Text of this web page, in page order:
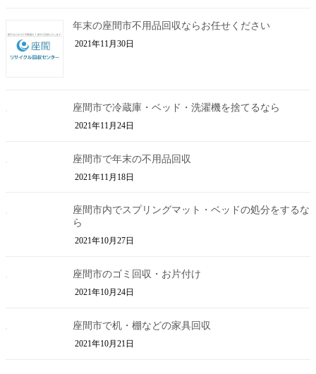
年末の座間市不用品回収ならお任せください
2021年11月30日
座間市で冷蔵庫・ベッド・洗濯機を捨てるなら
2021年11月24日
座間市で年末の不用品回収
2021年11月18日
座間市内でスプリングマット・ベッドの処分をするな
ら
2021年10月27日
座間市のゴミ回収・お片付け
2021年10月24日
座間市で机・棚などの家具回収
2021年10月21日